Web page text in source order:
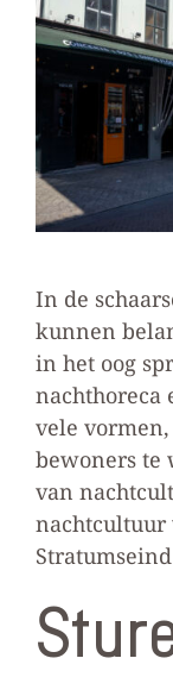
In de
kunnen
in het oog
nachthoreca
vele
bewoners te
van
nachtcultuur